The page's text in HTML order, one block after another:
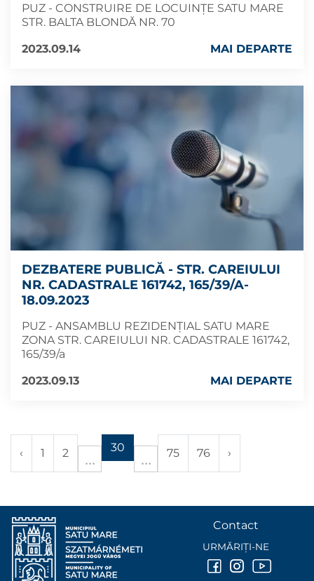
PUZ - CONSTRUIRE DE LOCUINȚE SATU MARE
STR. BALTA BLONDĂ NR. 70
2023.09.14
MAI DEPARTE
DEZBATERE PUBLICĂ - STR. CAREIULUI
NR. CADASTRALE 161742, 165/39/A-
18.09.2023
PUZ - ANSAMBLU REZIDENȚIAL SATU MARE
ZONA STR. CAREIULUI NR. CADASTRALE 161742,
165/39/a
2023.09.13
MAI DEPARTE
‹ 1 2 30 75 76 ›
Contact
URMĂRIȚI-NE